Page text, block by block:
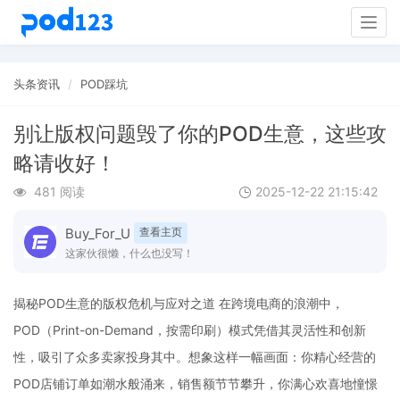
头条资讯 POD踩坑
别让版权问题毁了你的POD生意，这些攻
略请收好！
481 阅读 2025-12-22 21:15:42
Buy_For_U
查看主页
这家伙很懒，什么也没写！
揭秘POD生意的版权危机与应对之道 在跨境电商的浪潮中，
POD（Print-on-Demand，按需印刷）模式凭借其灵活性和创新
性，吸引了众多卖家投身其中。想象这样一幅画面：你精心经营的
POD店铺订单如潮水般涌来，销售额节节攀升，你满心欢喜地憧憬